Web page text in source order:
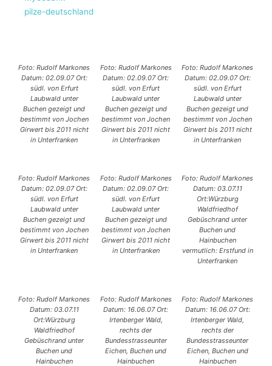
pilze-deutschland
Foto: Rudolf Markones
Datum: 02.09.07 Ort:
südl. von Erfurt
Laubwald unter
Buchen gezeigt und
bestimmt von Jochen
Girwert bis 2011 nicht
in Unterfranken
Foto: Rudolf Markones
Datum: 02.09.07 Ort:
südl. von Erfurt
Laubwald unter
Buchen gezeigt und
bestimmt von Jochen
Girwert bis 2011 nicht
in Unterfranken
Foto: Rudolf Markones
Datum: 02.09.07 Ort:
südl. von Erfurt
Laubwald unter
Buchen gezeigt und
bestimmt von Jochen
Girwert bis 2011 nicht
in Unterfranken
Foto: Rudolf Markones
Datum: 02.09.07 Ort:
südl. von Erfurt
Laubwald unter
Buchen gezeigt und
bestimmt von Jochen
Girwert bis 2011 nicht
in Unterfranken
Foto: Rudolf Markones
Datum: 02.09.07 Ort:
südl. von Erfurt
Laubwald unter
Buchen gezeigt und
bestimmt von Jochen
Girwert bis 2011 nicht
in Unterfranken
Foto: Rudolf Markones
Datum: 03.07.11
Ort:Würzburg
Waldfriedhof
Gebüschrand unter
Buchen und
Hainbuchen
vermutlich: Erstfund in
Unterfranken
Foto: Rudolf Markones
Datum: 03.07.11
Ort:Würzburg
Waldfriedhof
Gebüschrand unter
Buchen und
Hainbuchen
Foto: Rudolf Markones
Datum: 16.06.07 Ort:
Irtenberger Wald,
rechts der
Bundesstrasseunter
Eichen, Buchen und
Hainbuchen
Foto: Rudolf Markones
Datum: 16.06.07 Ort:
Irtenberger Wald,
rechts der
Bundesstrasseunter
Eichen, Buchen und
Hainbuchen